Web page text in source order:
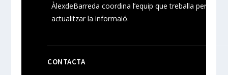
ÀlexdeBarreda coordina l’equip que treballa per
actualitzar la informaió.
CONTACTA